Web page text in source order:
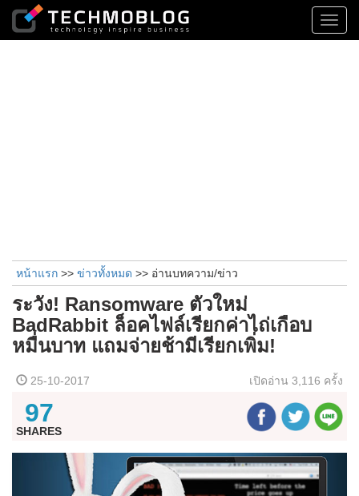
หน้าแรก >> ข่าวทั้งหมด >> อ่านบทความ/ข่าว
ระวัง! Ransomware ตัวใหม่
BadRabbit ล็อคไฟล์เรียกค่าไถ่เกือบ
หมื่นบาท แถมจ่ายช้ามีเรียกเพิ่ม!
25-10-2017 เปิดอ่าน 3,116 ครั้ง
97
SHARES